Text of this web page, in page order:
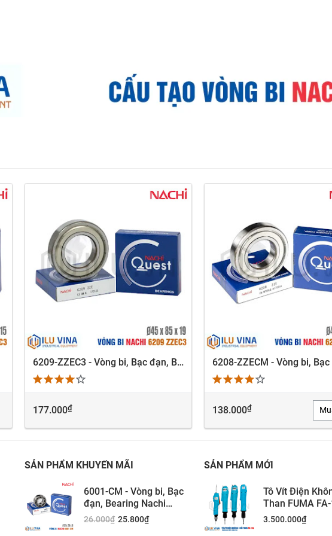
XEM NHANH 6209-ZZEC3 - Vòng bi, Bạc đạn, Bearing Nachi 6209-ZZEC3
177.000₫
XEM NHANH
138.000₫
SẢN PHẨM KHUYẾN MÃI
6001-CM - Vòng bi, Bạc
đạn, Bearing Nachi
6001-CM
26.000₫ 25.800₫
SẢN PHẨM MỚI
Tô Vít Điện
Than FUMA
3.500.000₫